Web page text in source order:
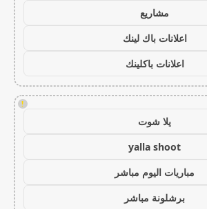
مشاريع
اعلانات باك لينك
اعلانات باكلينك
!
يلا شوت
yalla shoot
مباريات اليوم مباشر
برشلونة مباشر